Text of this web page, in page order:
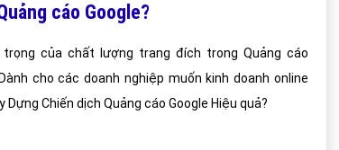
cáo Google?
trọng của chất lượng trang đích trong Quảng cáo
cho các doanh nghiệp muốn kinh doanh online
Dựng Chiến dịch Quảng cáo Google Hiệu quả?